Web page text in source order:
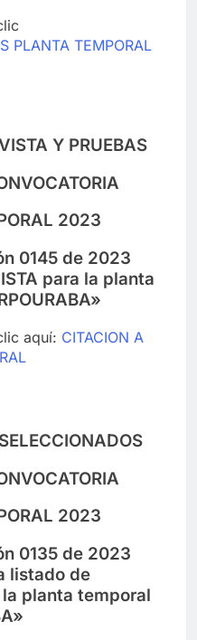
PLANTA TEMPORAL
Y PRUEBAS
2023
0145 de 2023
para la planta
aquí: CITACION A
2023
0135 de 2023
listado de
planta temporal